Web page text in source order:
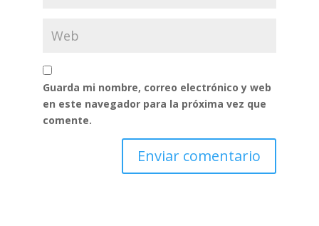
Guarda mi nombre, correo electrónico y web
en este navegador para la próxima vez que
comente.